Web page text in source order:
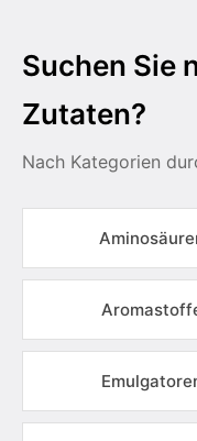
Suchen Sie
Zutaten?
Nach Kategorien